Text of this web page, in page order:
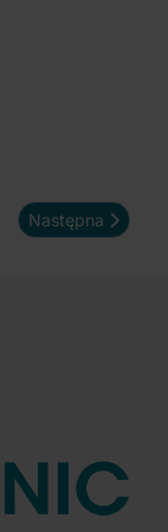
Następna
Następna